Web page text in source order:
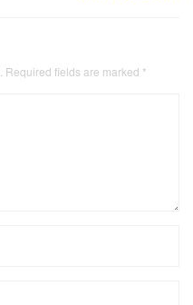
Required fields are marked *